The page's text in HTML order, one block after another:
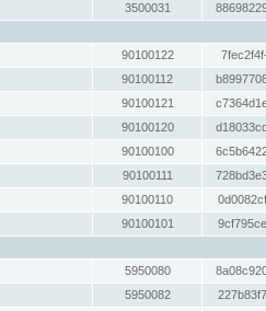
3500031
90100122
90100112
90100121
90100120
90100100
90100111
90100110
90100101
5950080
5950082